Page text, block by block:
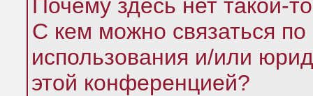
Почему здесь нет такой-
С кем можно связаться по
использования и/или
этой конференцией?